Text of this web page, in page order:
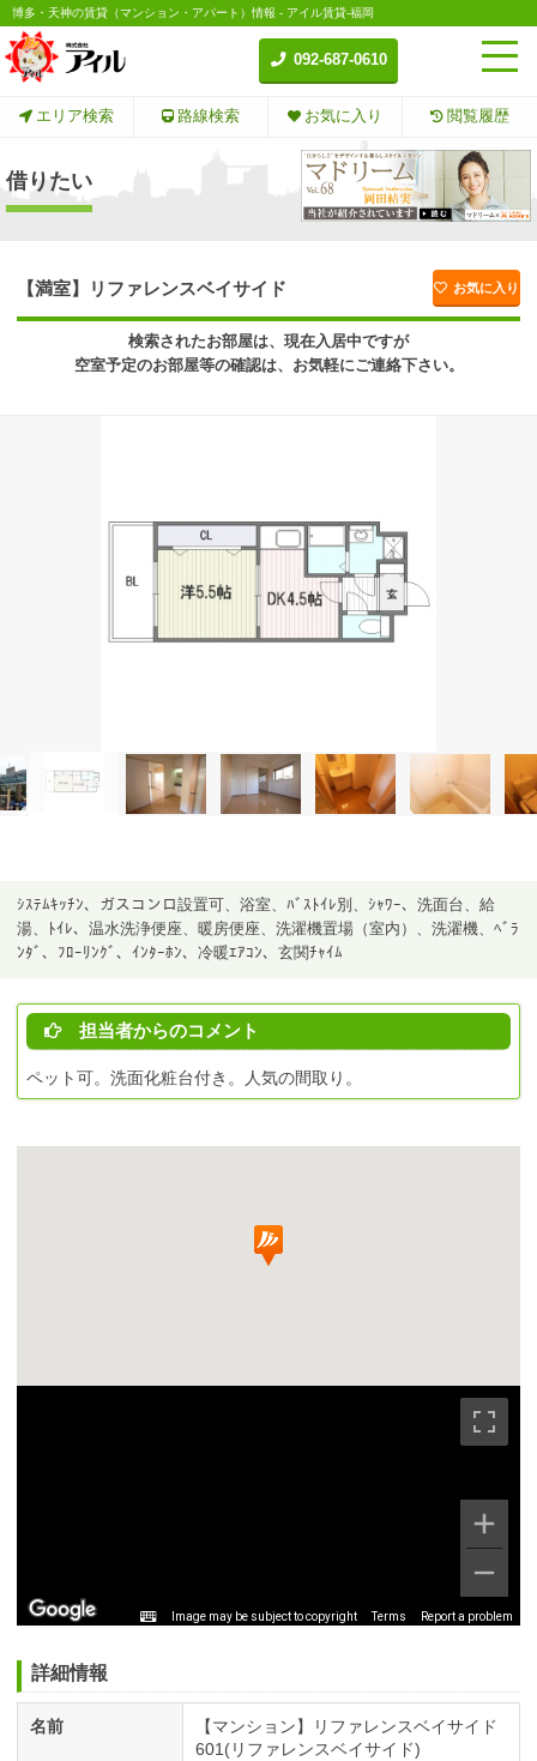
博多・天神の賃貸（マンション・アパート）情報 - アイル賃貸-福岡
092-687-0610
エリア検索 路線検索 お気に入り 閲覧履歴
借りたい
【満室】リファレンスベイサイド お気に入り
検索されたお部屋は、現在入居中ですが
空室予定のお部屋等の確認は、お気軽にご連絡下さい。
ｼｽﾃﾑｷｯﾁﾝ、ガスコンロ設置可、浴室、ﾊﾞｽﾄｲﾚ別、ｼｬﾜｰ、洗面台、給
湯、ﾄｲﾚ、温水洗浄便座、暖房便座、洗濯機置場（室内）、洗濯機、ﾍﾞﾗ
ﾝﾀﾞ、ﾌﾛｰﾘﾝｸﾞ、ｲﾝﾀｰﾎﾝ、冷暖ｴｱｺﾝ、玄関ﾁｬｲﾑ
担当者からのコメント
ペット可。洗面化粧台付き。人気の間取り。
Image may be subject to copyright Terms Report a problem
詳細情報
名前
【マンション】リファレンスベイサイド
601(リファレンスベイサイド)